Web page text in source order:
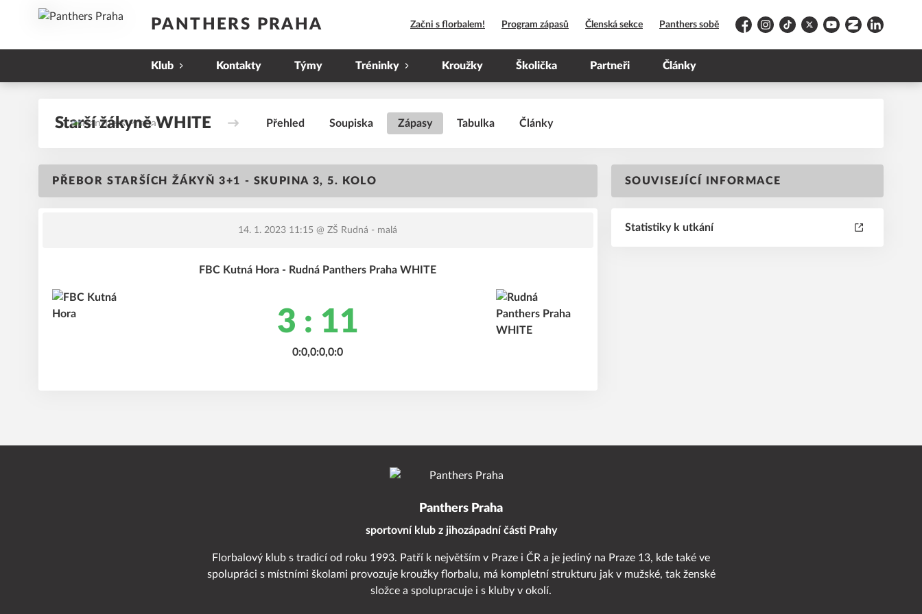
PANTHERS PRAHA Začni s florbalem! Program zápasů Členská sekce Panthers sobě
FacebookInstagram
TikTokPlatform X
YouTubeZoneramaLinkedIn
Klub Kontakty Týmy Tréninky Kroužky Školička Partneři Články
Starší žákyně WHITE Přehled Soupiska Zápasy Tabulka Články
PŘEBOR STARŠÍCH ŽÁKYŇ 3+1 - SKUPINA 3, 5. KOLO
14. 1. 2023 11:15 @ ZŠ Rudná - malá
FBC Kutná Hora - Rudná Panthers Praha WHITE
3 : 11
0:0,0:0,0:0
SOUVISEJÍCÍ INFORMACE
Statistiky k utkání
Panthers Praha
sportovní klub z jihozápadní části Prahy
Florbalový klub s tradicí od roku 1993. Patří k největším v Praze i ČR a je jediný na Praze 13, kde také ve
spolupráci s místními školami provozuje kroužky florbalu, má kompletní strukturu jak v mužské, tak ženské
složce a spolupracuje i s kluby v okolí.